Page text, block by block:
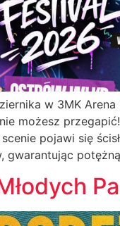
w 3MK Arena
możesz przegapić!
pojawi się
gwarantując